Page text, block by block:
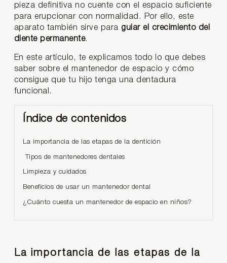
pieza definitiva no cuente con el espacio suficiente
para erupcionar con normalidad. Por ello, este
aparato también sirve para guiar el crecimiento del
diente permanente.
En este artículo, te explicamos todo lo que debes
saber sobre el mantenedor de espacio y cómo
consigue que tu hijo tenga una dentadura
funcional.
Índice de contenidos
La importancia de las etapas de la dentición
Tipos de mantenedores dentales
Limpieza y cuidados
Beneficios de usar un mantenedor dental
¿Cuánto cuesta un mantenedor de espacio en niños?
La importancia de las etapas de la